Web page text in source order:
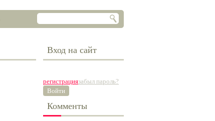
Вход на сайт
регистрациязабыл пароль?
Войти
Комменты